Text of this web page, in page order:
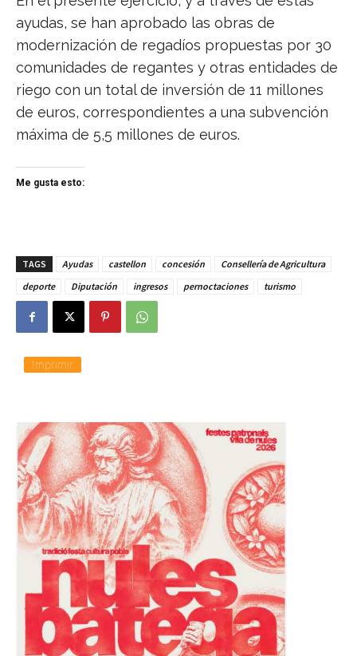
ayudas, se han aprobado las obras de
modernización de regadíos propuestas por 30
comunidades de regantes y otras entidades de
riego con un total de inversión de 11 millones
de euros, correspondientes a una subvención
máxima de 5,5 millones de euros.
Me gusta esto:
TAGS Ayudas castellon concesión
Consellería de Agricultura
deporte
Diputación ingresos pernoctaciones turismo
Imprimir